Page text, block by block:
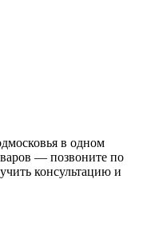
в одном
— позвоните по
консультацию и